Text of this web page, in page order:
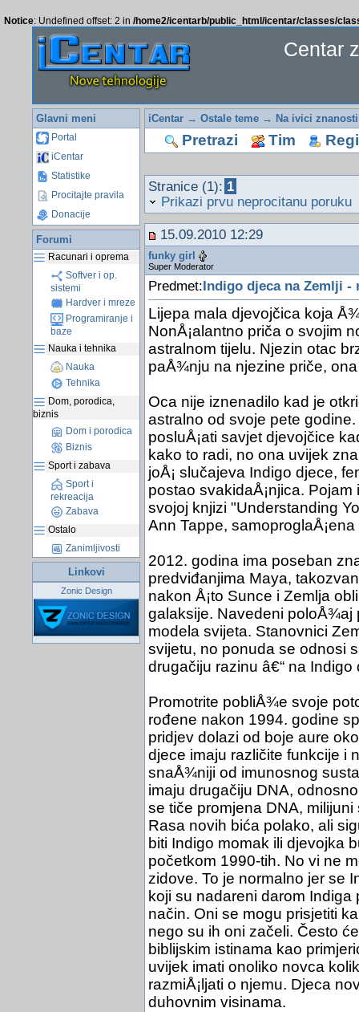
Notice: Undefined offset: 2 in /home2/icentarb/public_html/icentar/classes/
Centar
Glavni meni
Portal
iCentar
Statistike
Procitajte pravila
Donacije
Forumi
Racunari i oprema
Softver i op.
sistemi
Hardver i mreze
Programiranje i
baze
Nauka i tehnika
Nauka
Tehnika
Dom, porodica,
biznis
Dom i porodica
Biznis
Sport i zabava
Sport i
rekreacija
Zabava
Ostalo
Zanimljivosti
Linkovi
Zonic Design
iCentar→ Ostale teme→ Na ivici znanosti
Pretrazi Tim
Stranice (1): 1
Prikazi prvu neprocitanu poruku
15.09.2010 12:29
funky girl
Super Moderator
Predmet: Indigo djeca na Zemlji -
Lijepa mala djevojčica koja
NonÅ¡alantno priča o svojim
astralnom tijelu. Njezin otac
paÅ¾nju na njezine priče,
Oca nije iznenadilo kad je
astralno od svoje pete
posluÅ¡ati savjet djevojčice
kako to radi, no ona uvijek
joÅ¡ slučajeva Indigo djece,
postao svakidaÅ¡njica.
svojoj knjizi "Understanding
Ann Tappe,
2012. godina ima poseban
predviđanjima Maya,
nakon Å¡to Sunce i Zemlja
galaksije. Navedeni poloÅ¾aj
modela svijeta. Stanovnici
svijetu, no ponuda se odnosi
drugačiju razinu â€“ na Indigo
Promotrite pobliÅ¾e svoje
rođene nakon 1994. godine
pridjev dolazi od boje aure
djece imaju različite funkcije i
snaÅ¾niji od imunosnog
imaju drugačiju DNA,
se tiče promjena DNA,
Rasa novih bića polako, ali
biti Indigo momak ili djevojka
početkom 1990-tih. No vi ne
zidove. To je normalno jer se
koji su nadareni darom
način. Oni se mogu prisjetiti
nego su ih oni začeli. Često
biblijskim istinama kao
uvijek imati onoliko novca
razmiÅ¡ljati o njemu. Djeca
duhovnim visinama.